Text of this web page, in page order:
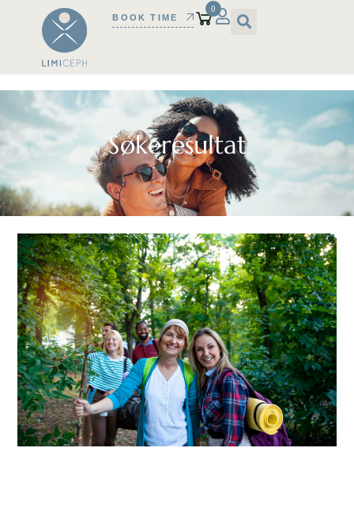
BOOK TIME
0
Søkeresultat